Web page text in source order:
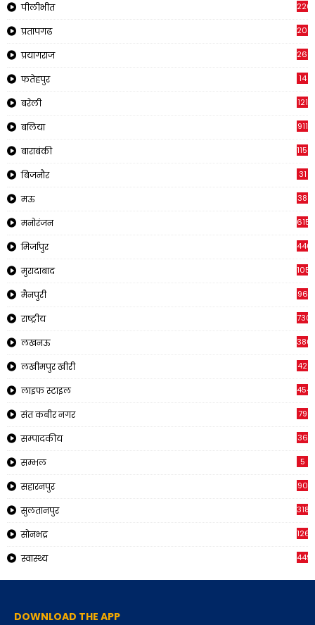
पीलीभीत
प्रतापगढ 2011
प्रयागराज 269
फतेहपुर 14
बरेली 121
बलिया 911
बाराबंकी 1150
बिजनौर 31
मऊ 38
मनोरंजन 615
मिर्जापुर 440
मुरादाबाद 1056
मैनपुरी 96
राष्ट्रीय
लखनऊ
लखीमपुर खीरी 42
लाइफ स्टाइल 454
संत कबीर नगर 79
सम्पादकीय 36
सम्भल 5
सहारनपुर 90
सुलतानपुर 318
सोनभद्र 1266
स्वास्थ्य 449
DOWNLOAD THE APP